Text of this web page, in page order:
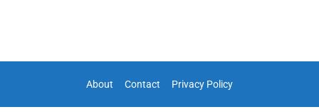
About Contact Privacy Policy